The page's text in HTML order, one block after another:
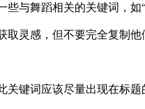
与舞蹈相关的关键词，如“
灵感，但不要完全复制
键词应该尽量出现在标题